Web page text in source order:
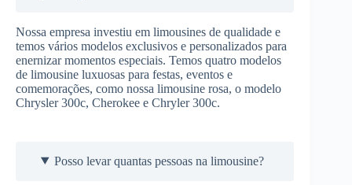
Nossa empresa investiu em limousines de qualidade e
temos vários modelos exclusivos e personalizados para
enernizar momentos especiais. Temos quatro modelos
de limousine luxuosas para festas, eventos e
comemorações, como nossa limousine rosa, o modelo
Chrysler 300c, Cherokee e Chryler 300c.
Posso levar quantas pessoas na limousine?